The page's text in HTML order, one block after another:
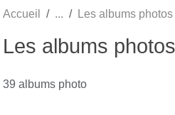
Accueil Les albums photos
Les albums photos
39 albums photo